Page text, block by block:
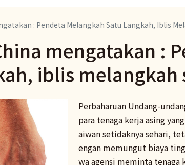
: Pendeta Melangkah Satu Langkah, Iblis
mengatakan :
iblis melangkah
Perbaharuan Undang-
para tenaga kerja asing
aiwan setidaknya sehari,
engan memungut biaya
wa agensi meminta tenaga